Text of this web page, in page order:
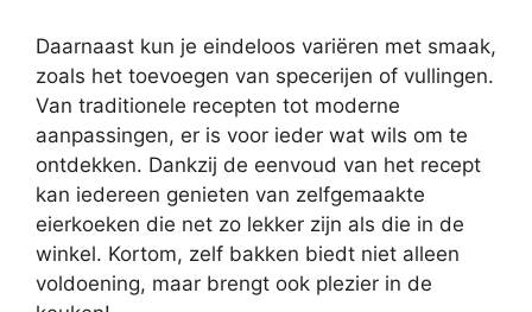
Daarnaast kun je eindeloos variëren met smaak,
zoals het toevoegen van specerijen of vullingen.
Van traditionele recepten tot moderne
aanpassingen, er is voor ieder wat wils om te
ontdekken. Dankzij de eenvoud van het recept
kan iedereen genieten van zelfgemaakte
eierkoeken die net zo lekker zijn als die in de
winkel. Kortom, zelf bakken biedt niet alleen
voldoening, maar brengt ook plezier in de